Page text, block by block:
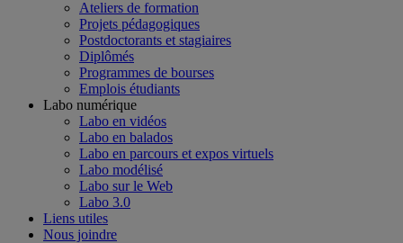
Ateliers de formation
Projets pédagogiques
Postdoctorants et stagiaires
Diplômés
Programmes de bourses
Emplois étudiants
Labo numérique
Labo en vidéos
Labo en balados
Labo en parcours et expos virtuels
Labo modélisé
Labo sur le Web
Labo 3.0
Liens utiles
Nous joindre